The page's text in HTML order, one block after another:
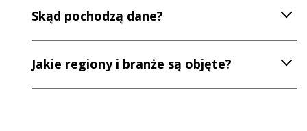
Skąd pochodzą dane?
Jakie regiony i branże są objęte?